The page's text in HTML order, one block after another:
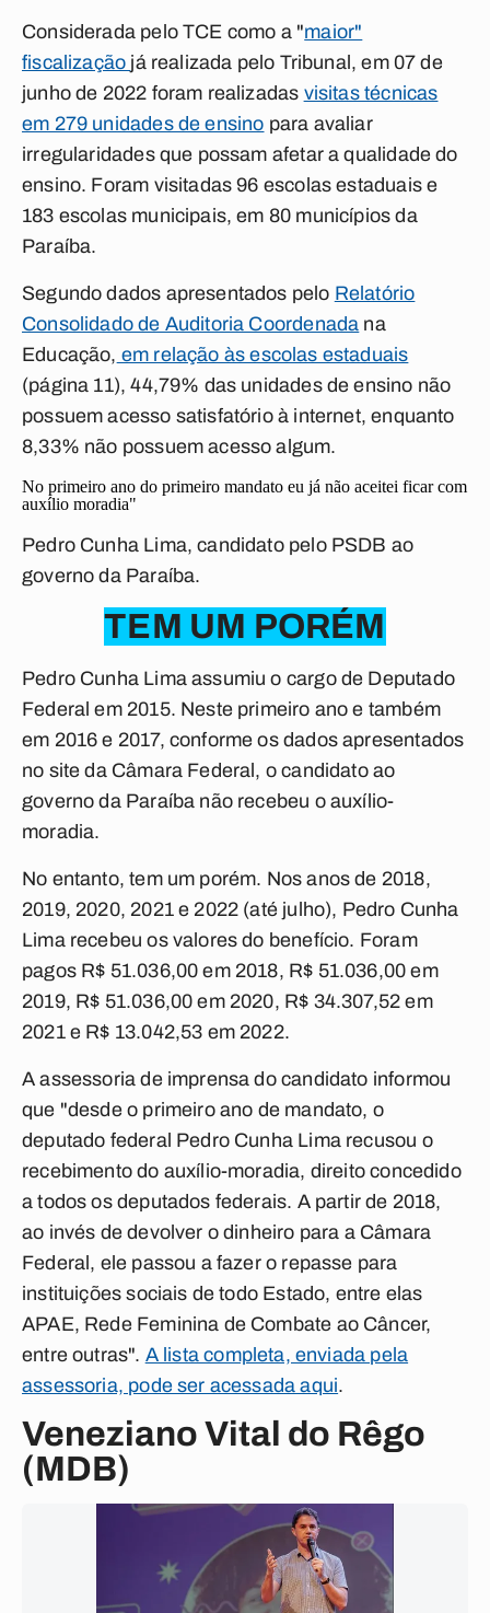
Considerada pelo TCE como a "maior"
fiscalização já realizada pelo Tribunal, em 07 de
junho de 2022 foram realizadas visitas técnicas
em 279 unidades de ensino para avaliar
irregularidades que possam afetar a qualidade do
ensino. Foram visitadas 96 escolas estaduais e
183 escolas municipais, em 80 municípios da
Paraíba.
Segundo dados apresentados pelo Relatório
Consolidado de Auditoria Coordenada na
Educação, em relação às escolas estaduais
(página 11), 44,79% das unidades de ensino não
possuem acesso satisfatório à internet, enquanto
8,33% não possuem acesso algum.
No primeiro ano do primeiro mandato eu já não aceitei ficar com
auxílio moradia"
Pedro Cunha Lima, candidato pelo PSDB ao
governo da Paraíba.
TEM UM PORÉM
Pedro Cunha Lima assumiu o cargo de Deputado
Federal em 2015. Neste primeiro ano e também
em 2016 e 2017, conforme os dados apresentados
no site da Câmara Federal, o candidato ao
governo da Paraíba não recebeu o auxílio-
moradia.
No entanto, tem um porém. Nos anos de 2018,
2019, 2020, 2021 e 2022 (até julho), Pedro Cunha
Lima recebeu os valores do benefício. Foram
pagos R$ 51.036,00 em 2018, R$ 51.036,00 em
2019, R$ 51.036,00 em 2020, R$ 34.307,52 em
2021 e R$ 13.042,53 em 2022.
A assessoria de imprensa do candidato informou
que "desde o primeiro ano de mandato, o
deputado federal Pedro Cunha Lima recusou o
recebimento do auxílio-moradia, direito concedido
a todos os deputados federais. A partir de 2018,
ao invés de devolver o dinheiro para a Câmara
Federal, ele passou a fazer o repasse para
instituições sociais de todo Estado, entre elas
APAE, Rede Feminina de Combate ao Câncer,
entre outras". A lista completa, enviada pela
assessoria, pode ser acessada aqui.
Veneziano Vital do Rêgo
(MDB)